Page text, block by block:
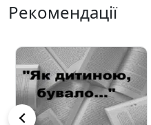
Рекомендації